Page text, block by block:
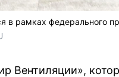
в рамках федерального
Вентиляции»,